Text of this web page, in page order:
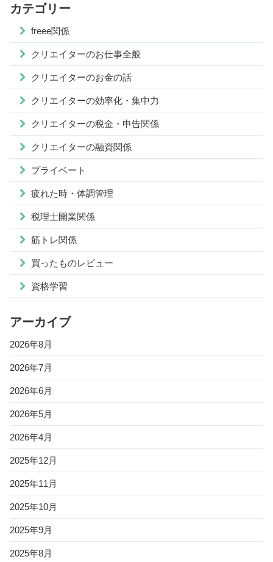
カテゴリー
freee関係
クリエイターのお仕事全般
クリエイターのお金の話
クリエイターの効率化・集中力
クリエイターの税金・申告関係
クリエイターの融資関係
プライベート
疲れた時・体調管理
税理士開業関係
筋トレ関係
買ったものレビュー
資格学習
アーカイブ
2026年8月
2026年7月
2026年6月
2026年5月
2026年4月
2025年12月
2025年11月
2025年10月
2025年9月
2025年8月